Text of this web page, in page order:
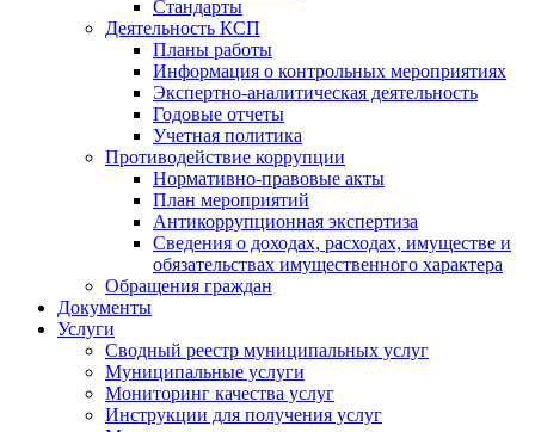
Стандарты
Деятельность КСП
Планы работы
Информация о контрольных мероприятиях
Экспертно-аналитическая деятельность
Годовые отчеты
Учетная политика
Противодействие коррупции
Нормативно-правовые акты
План мероприятий
Антикоррупционная экспертиза
Сведения о доходах, расходах, имуществе и
обязательствах имущественного характера
Обращения граждан
Документы
Услуги
Сводный реестр муниципальных услуг
Муниципальные услуги
Мониторинг качества услуг
Инструкции для получения услуг